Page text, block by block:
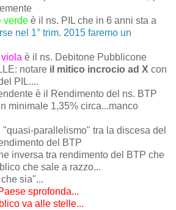
verde è il ns. PIL che in 6 anni sta a
nel 1° trim. 2015 faremo un
è il ns. Debitone Pubblicone
notare il mitico incrocio ad X con
PIL....
è il Rendimento del ns. BTP
minimale 1,35% circa...manco
parallelismo" tra la discesa del
del BTP
inversa tra rendimento del BTP che
che sale a razzo...
sia"...
sprofonda...
va alle stelle...